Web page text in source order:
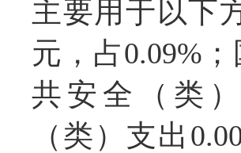
主要用于以下
元，占0.09%
共安全（类）
（类）支出